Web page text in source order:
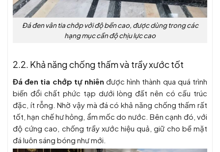
Đá đen vân tia chớp với độ bền cao, được dùng trong các
hạng mục cần độ chịu lực cao
2.2. Khả năng chống thấm và trầy xước tốt
Đá đen tia chớp tự nhiên được hình thành qua quá trình
biến đổi chất phức tạp dưới lòng đất nên có cấu trúc
đặc, ít rỗng. Nhờ vậy mà đá có khả năng chống thấm rất
tốt, hạn chế hư hỏng, ẩm mốc do nước. Bên cạnh đó, với
độ cứng cao, chống trầy xước hiệu quả, giữ cho bề mặt
đá luôn sáng bóng như mới.